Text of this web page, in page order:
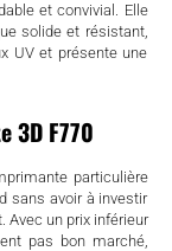
et convivial. Elle
solide et résistant,
UV et présente une
3D F770
particulière
sans avoir à investir
Avec un prix inférieur
pas bon marché,